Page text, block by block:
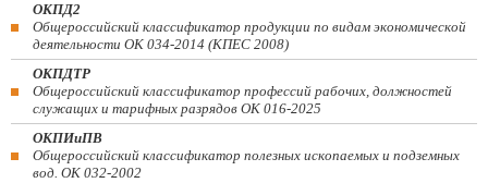
ОКПД2
Общероссийский классификатор продукции по видам экономической
деятельности ОК 034-2014 (КПЕС 2008)
ОКПДТР
Общероссийский классификатор профессий рабочих, должностей
служащих и тарифных разрядов ОК 016-2025
ОКПИиПВ
Общероссийский классификатор полезных ископаемых и подземных
вод. ОК 032-2002